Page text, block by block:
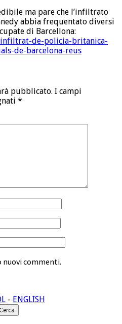
ma pare che l’infiltrato
abbia frequentato diversi
di Barcellona:
de-policia-britanica-
de-barcelona-reus
pubblicato. I campi
*
nuovi commenti.
- ENGLISH